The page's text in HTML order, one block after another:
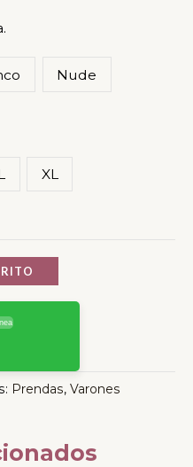
Nude
XL
Prendas, Varones